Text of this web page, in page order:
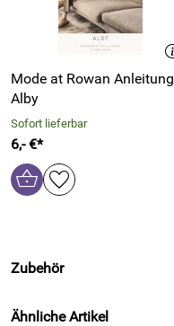
Mode at Rowan Anleitung
Alby
Sofort lieferbar
6,- €*
Zubehör
Ähnliche Artikel